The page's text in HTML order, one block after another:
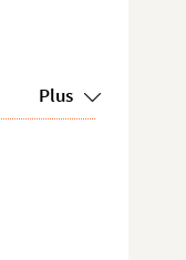
Plus